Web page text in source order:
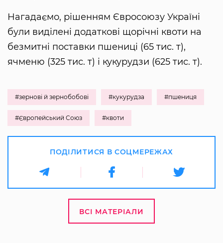
Нагадаємо, рішенням Євросоюзу Україні
були виділені додаткові щорічні квоти на
безмитні поставки пшениці (65 тис. т),
ячменю (325 тис. т) і кукурудзи (625 тис. т).
#зернові й зернобобові #кукурудза #пшениця
#Європейський Союз #квоти
ПОДІЛИТИСЯ В СОЦМЕРЕЖАХ
ВСІ МАТЕРІАЛИ